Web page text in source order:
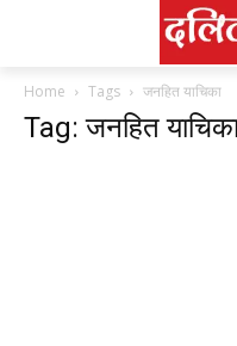
Home Tags जनहित याचिका
Tag: जनहित